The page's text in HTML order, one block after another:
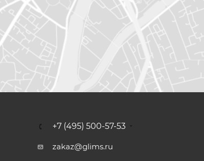
+7 (495) 500-57-53
zakaz@glims.ru